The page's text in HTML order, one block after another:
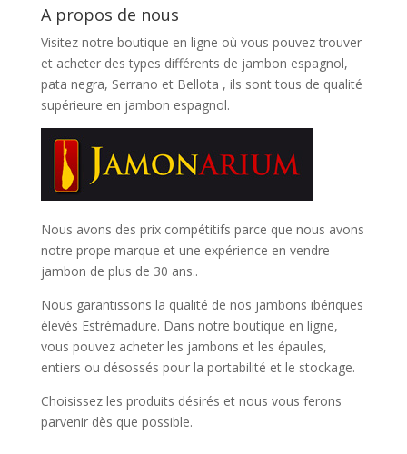
A propos de nous
Visitez notre boutique en ligne où vous pouvez trouver
et acheter des types différents de jambon espagnol,
pata negra, Serrano et Bellota , ils sont tous de qualité
supérieure en jambon espagnol.
Nous avons des prix compétitifs parce que nous avons
notre prope marque et une expérience en vendre
jambon de plus de 30 ans..
Nous garantissons la qualité de nos jambons ibériques
élevés Estrémadure. Dans notre boutique en ligne,
vous pouvez acheter les jambons et les épaules,
entiers ou désossés pour la portabilité et le stockage.
Choisissez les produits désirés et nous vous ferons
parvenir dès que possible.